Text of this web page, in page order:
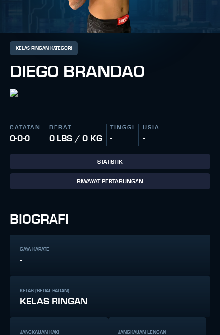
KELAS RINGAN KATEGORI
DIEGO BRANDAO
CATATAN
0-0-0
BERAT
0 LBS / 0 KG
TINGGI
-
USIA
-
STATISTIK
RIWAYAT PERTARUNGAN
BIOGRAFI
GAYA KARATE
-
KELAS (BERAT BADAN)
KELAS RINGAN
JANGKAUAN KAKI JANGKAUAN LENGAN